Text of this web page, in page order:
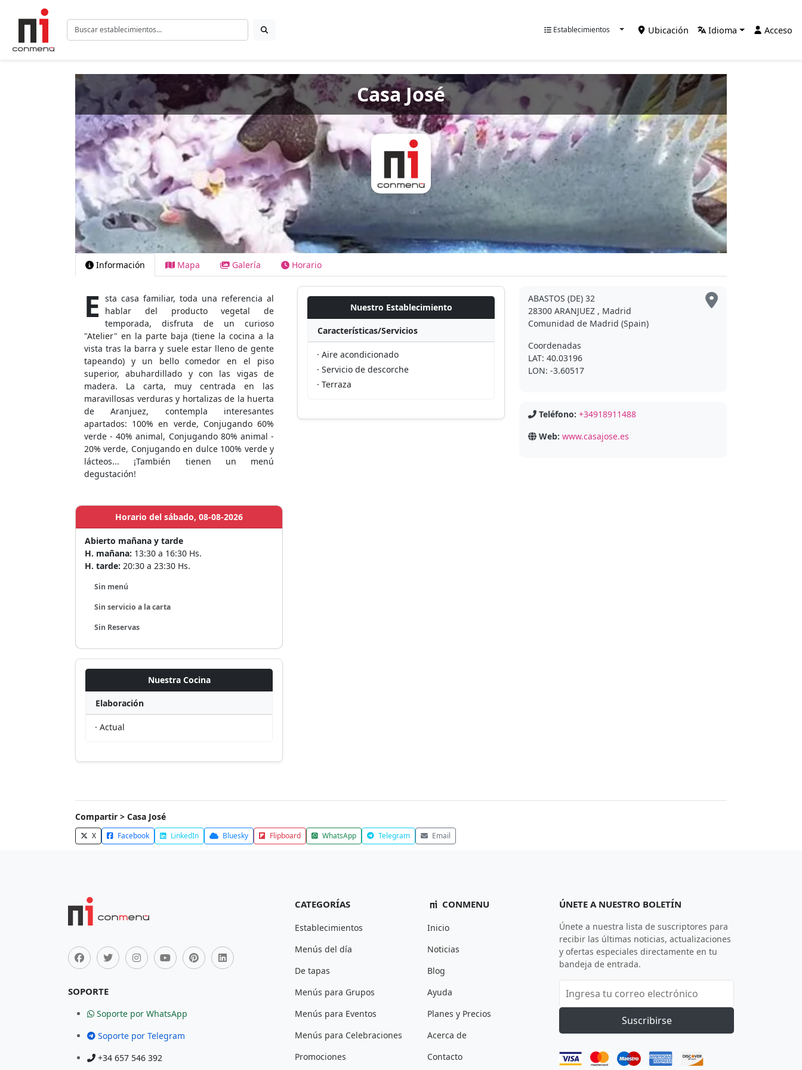
Establecimientos Ubicación Idioma Acceso
Casa José
Información Mapa Galería Horario
E sta casa familiar, toda una referencia al
hablar del producto vegetal de
temporada, disfruta de un curioso
"Atelier" en la parte baja (tiene la cocina a la
vista tras la barra y suele estar lleno de gente
tapeando) y un bello comedor en el piso
superior, abuhardillado y con las vigas de
madera. La carta, muy centrada en las
maravillosas verduras y hortalizas de la huerta
de Aranjuez, contempla interesantes
apartados: 100% en verde, Conjugando 60%
verde - 40% animal, Conjugando 80% animal -
20% verde, Conjugando en dulce 100% verde y
lácteos... ¡También tienen un menú
degustación!
Horario del sábado, 08-08-2026
Abierto mañana y tarde
H. mañana: 13:30 a 16:30 Hs.
H. tarde: 20:30 a 23:30 Hs.
Sin menú
Sin servicio a la carta
Sin Reservas
Nuestra Cocina
Elaboración
· Actual
Nuestro Establecimiento
Características/Servicios
· Aire acondicionado
· Servicio de descorche
· Terraza
ABASTOS (DE) 32
28300 ARANJUEZ , Madrid
Comunidad de Madrid (Spain)
Coordenadas
LAT: 40.03196
LON: -3.60517
Teléfono: +34918911488
Web: www.casajose.es
Compartir > Casa José
X Facebook LinkedIn Bluesky Flipboard WhatsApp Telegram Email
SOPORTE
Soporte por WhatsApp
Soporte por Telegram
+34 657 546 392
CATEGORÍAS
Establecimientos
Menús del día
De tapas
Menús para Grupos
Menús para Eventos
Menús para Celebraciones
Promociones
CONMENU
Inicio
Noticias
Blog
Ayuda
Planes y Precios
Acerca de
Contacto
ÚNETE A NUESTRO BOLETÍN
Únete a nuestra lista de suscriptores para
recibir las últimas noticias, actualizaciones
y ofertas especiales directamente en tu
bandeja de entrada.
Suscribirse